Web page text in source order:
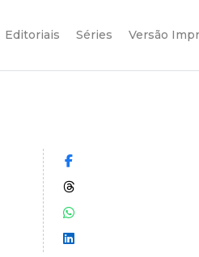
Editoriais Séries Versão
Compartilhar no
Compartilhar no
Compartilhar no
Compartilhar no